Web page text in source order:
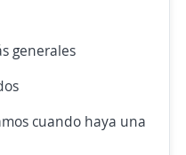
generales
cuando haya una